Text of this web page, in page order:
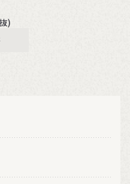
)